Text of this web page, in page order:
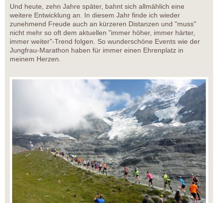
Und heute, zehn Jahre später, bahnt sich allmählich eine
weitere Entwicklung an. In diesem Jahr finde ich wieder
zunehmend Freude auch an kürzeren Distanzen und "muss"
nicht mehr so oft dem aktuellen "immer höher, immer härter,
immer weiter"-Trend folgen. So wunderschöne Events wie der
Jungfrau-Marathon haben für immer einen Ehrenplatz in
meinem Herzen.